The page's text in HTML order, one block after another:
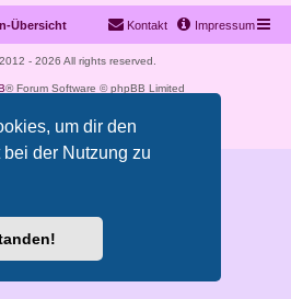
um dir den
der Nutzung zu
Übersicht Impressum
Kontakt
- 2026 All rights reserved.
® Forum Software © phpBB Limited
| Nutzungsbedingungen